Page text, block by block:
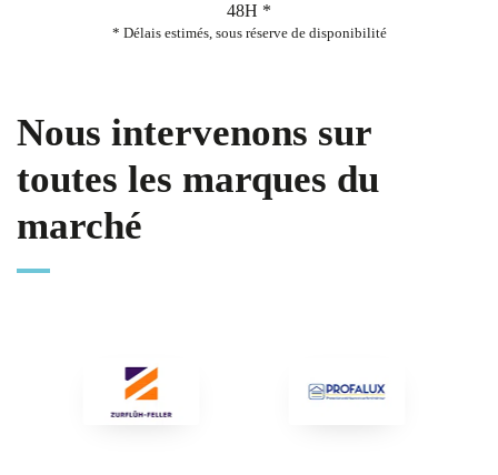
48H *
* Délais estimés, sous réserve de disponibilité
Nous intervenons sur
toutes les marques du
marché